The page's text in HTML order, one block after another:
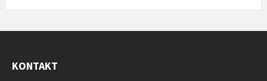
KONTAKT